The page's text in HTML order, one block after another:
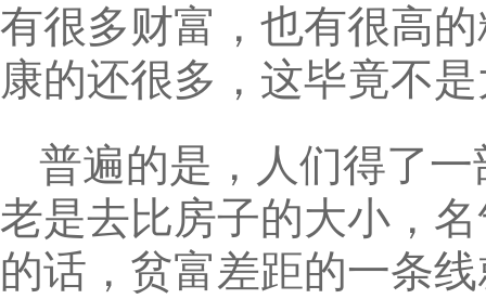
有很多财富，也有很高
康的还很多，这毕竟不
普遍的是，人们得了
老是去比房子的大小，
的话，贫富差距的一条